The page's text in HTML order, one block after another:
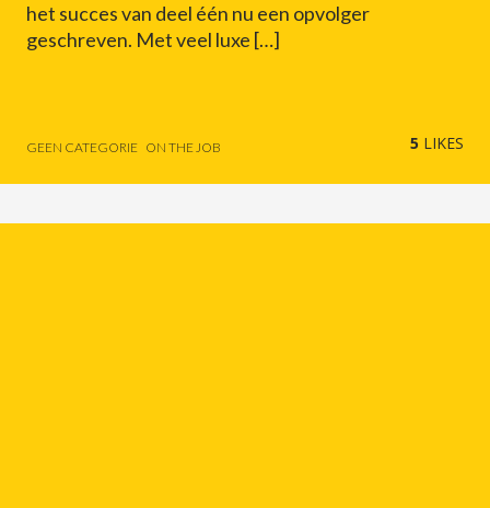
het succes van deel één nu een opvolger
geschreven. Met veel luxe […]
GEEN CATEGORIE ON THE JOB 5 LIKES